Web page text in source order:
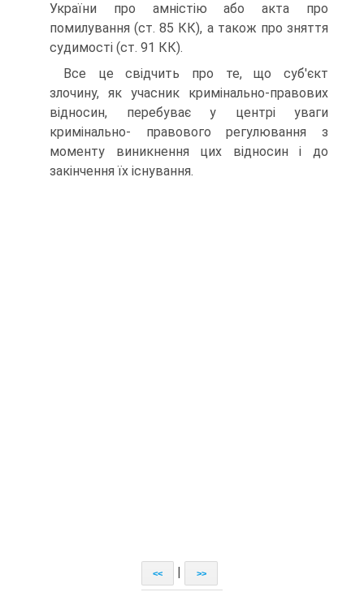
України про амністію або акта про
помилування (ст. 85 КК), а також про зняття
судимості (ст. 91 КК).
Все це свідчить про те, що суб'єкт
злочину, як учасник кримінально-правових
відносин, перебуває у центрі уваги
кримінально- правового регулювання з
моменту виникнення цих відносин і до
закінчення їх існування.
<< >>